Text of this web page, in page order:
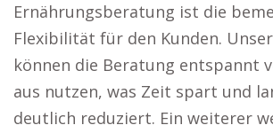
Ernährungsberatung ist die
Flexibilität für den Kunden.
können die Beratung entspannt
aus nutzen, was Zeit spart und
deutlich reduziert. Ein weiterer